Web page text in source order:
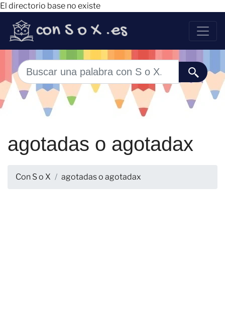
El directorio base no existe
agotadas o agotadax
Con S o X agotadas o agotadax